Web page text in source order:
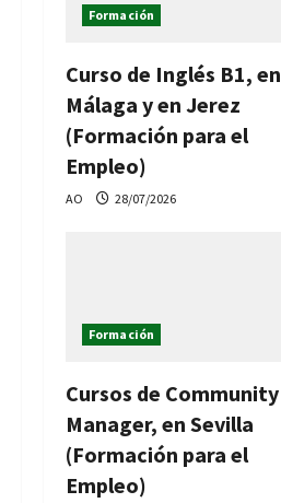
Formación
Curso de Inglés B1, en
Málaga y en Jerez
(Formación para el
Empleo)
AO 28/07/2026
Formación
Cursos de Community
Manager, en Sevilla
(Formación para el
Empleo)